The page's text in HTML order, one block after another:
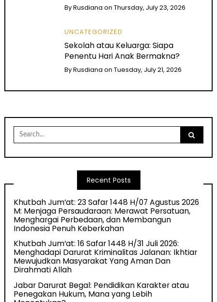
ByRusdiana onThursday, July 23, 2026
UNCATEGORIZED
Sekolah atau Keluarga: Siapa
Penentu Hari Anak Bermakna?
ByRusdiana onTuesday, July 21, 2026
Search
for:
Recent Posts
Khutbah Jum’at: 23 Safar 1448 H/07 Agustus 2026
M: Menjaga Persaudaraan: Merawat Persatuan,
Menghargai Perbedaan, dan Membangun
Indonesia Penuh Keberkahan
Khutbah Jum’at: 16 Safar 1448 H/31 Juli 2026:
Menghadapi Darurat Kriminalitas Jalanan: Ikhtiar
Mewujudkan Masyarakat Yang Aman Dan
Dirahmati Allah
Jabar Darurat Begal: Pendidikan Karakter atau
Penegakan Hukum, Mana yang Lebih